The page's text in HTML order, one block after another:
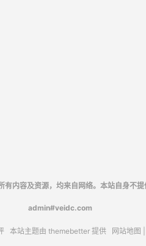
内容及资源，均来自网络。本站自身
admin#veidc.com
本站主题由 themebetter提供 网站地图